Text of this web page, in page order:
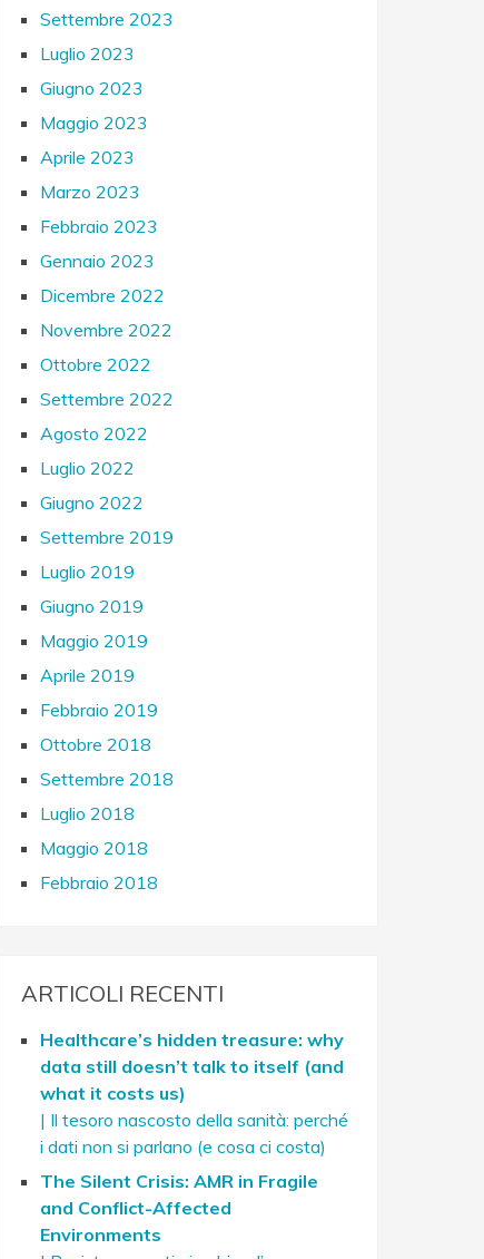
Settembre 2023
Luglio 2023
Giugno 2023
Maggio 2023
Aprile 2023
Marzo 2023
Febbraio 2023
Gennaio 2023
Dicembre 2022
Novembre 2022
Ottobre 2022
Settembre 2022
Agosto 2022
Luglio 2022
Giugno 2022
Settembre 2019
Luglio 2019
Giugno 2019
Maggio 2019
Aprile 2019
Febbraio 2019
Ottobre 2018
Settembre 2018
Luglio 2018
Maggio 2018
Febbraio 2018
ARTICOLI RECENTI
Healthcare’s hidden treasure: why
data still doesn’t talk to itself (and
what it costs us)
| Il tesoro nascosto della sanità: perché
i dati non si parlano (e cosa ci costa)
The Silent Crisis: AMR in Fragile
and Conflict-Affected
Environments